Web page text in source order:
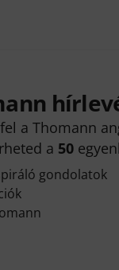
a Thomann
a 50
gondolatok